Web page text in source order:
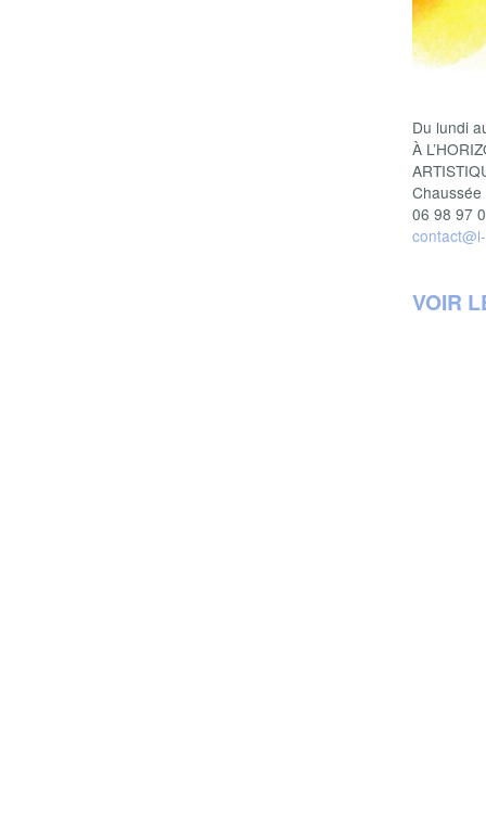
Du lundi
À
06 98 97
VOIR